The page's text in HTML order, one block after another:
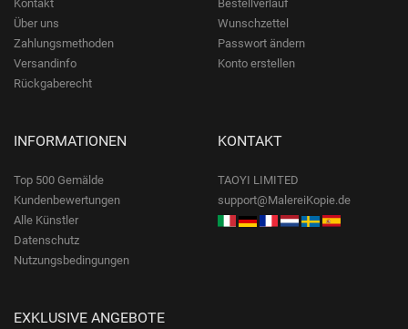
Kontakt
Über uns
Zahlungsmethoden
Versandinfo
Rückgaberecht
Bestellverlauf
Wunschzettel
Passwort ändern
Konto erstellen
INFORMATIONEN
Top 500 Gemälde
Kundenbewertungen
Alle Künstler
Datenschutz
Nutzungsbedingungen
KONTAKT
TAOYI LIMITED
support@MalereiKopie.de
EXKLUSIVE ANGEBOTE